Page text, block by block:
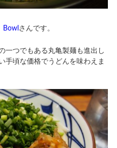
さんです。
一つでもある丸亀製麺も進出し
手頃な価格でうどんを味わえま